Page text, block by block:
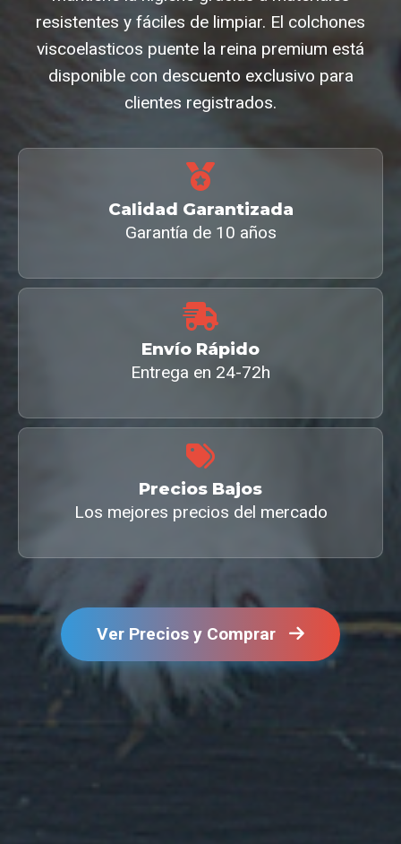
resistentes y fáciles de limpiar. El colchones
viscoelasticos puente la reina premium está
disponible con descuento exclusivo para
clientes registrados.
Calidad Garantizada
Garantía de 10 años
Envío Rápido
Entrega en 24-72h
Precios Bajos
Los mejores precios del mercado
Ver Precios y Comprar